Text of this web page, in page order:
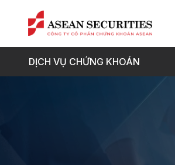
DỊCH VỤ CHỨNG KHOÁN